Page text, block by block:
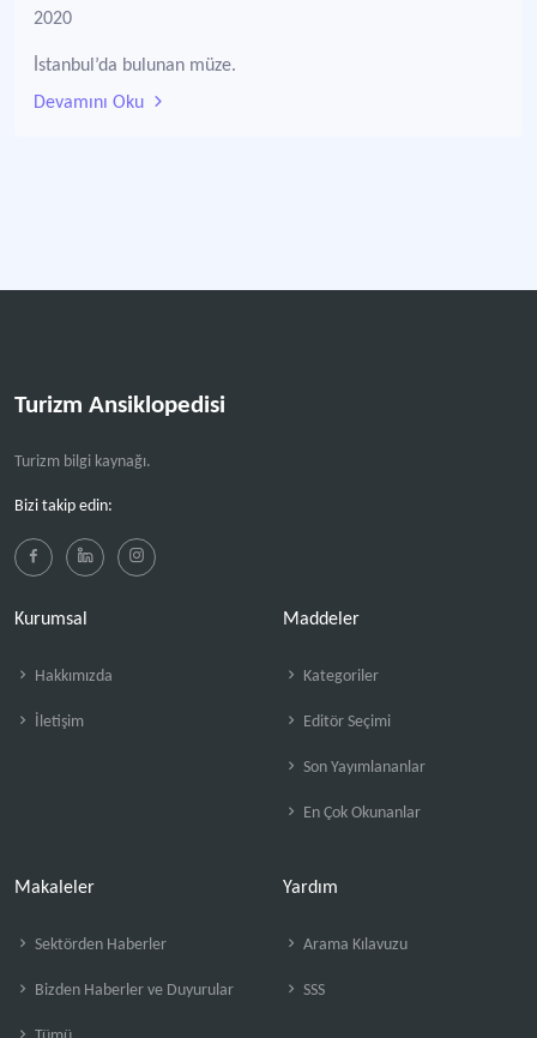
2020
İstanbul’da bulunan müze.
Devamını Oku
Turizm Ansiklopedisi
Turizm bilgi kaynağı.
Bizi takip edin:
Kurumsal
Hakkımızda
İletişim
Maddeler
Kategoriler
Editör Seçimi
Son Yayımlananlar
En Çok Okunanlar
Makaleler
Sektörden Haberler
Bizden Haberler ve Duyurular
Yardım
Arama Kılavuzu
SSS